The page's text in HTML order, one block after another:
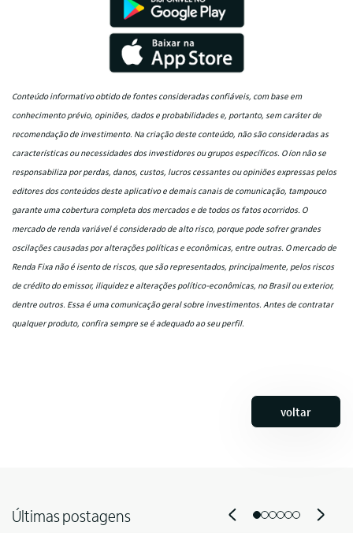
Conteúdo informativo obtido de fontes consideradas confiáveis, com base em
conhecimento prévio, opiniões, dados e probabilidades e, portanto, sem caráter de
recomendação de investimento. Na criação deste conteúdo, não são consideradas as
características ou necessidades dos investidores ou grupos específicos. O íon não se
responsabiliza por perdas, danos, custos, lucros cessantes ou opiniões expressas pelos
editores dos conteúdos deste aplicativo e demais canais de comunicação, tampouco
garante uma cobertura completa dos mercados e de todos os fatos ocorridos. O
mercado de renda variável é considerado de alto risco, porque pode sofrer grandes
oscilações causadas por alterações políticas e econômicas, entre outras. O mercado de
Renda Fixa não é isento de riscos, que são representados, principalmente, pelos riscos
de crédito do emissor, iliquidez e alterações político-econômicas, no Brasil ou exterior,
dentre outros. Essa é uma comunicação geral sobre investimentos. Antes de contratar
qualquer produto, confira sempre se é adequado ao seu perfil.
voltar
Últimas postagens